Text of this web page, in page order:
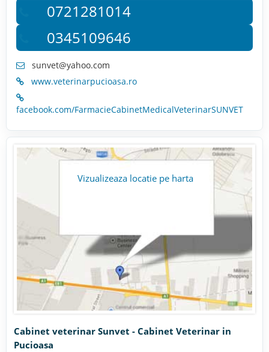
0721281014
0345109646
sunvet@yahoo.com
www.veterinarpucioasa.ro
facebook.com/FarmacieCabinetMedicalVeterinarSUNVET
Vizualizeaza locatie pe harta
Cabinet veterinar Sunvet - Cabinet Veterinar in
Pucioasa